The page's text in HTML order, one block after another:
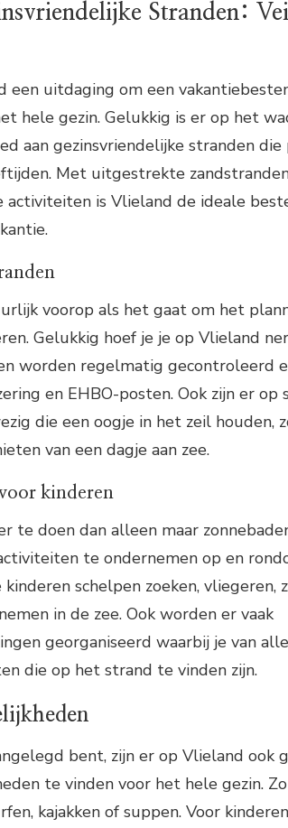
Stranden:
een uitdaging om een
hele gezin. Gelukkig is er op het
aan gezinsvriendelijke stranden
Met uitgestrekte
is Vlieland de ideale
voorop als het gaat om het
Gelukkig hoef je je op Vlieland
worden regelmatig gecontroleerd
en EHBO-posten. Ook zijn er op
die een oogje in het zeil houden,
van een dagje aan zee.
kinderen
te doen dan alleen maar
te ondernemen op en
schelpen zoeken, vliegeren,
in de zee. Ook worden er vaak
georganiseerd waarbij je van
die op het strand te vinden zijn.
bent, zijn er op Vlieland ook
te vinden voor het hele gezin.
kajakken of suppen. Voor